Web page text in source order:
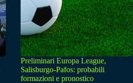
Preliminari Europa League,
Salisburgo-Pafos: probabili
formazioni e pronostico